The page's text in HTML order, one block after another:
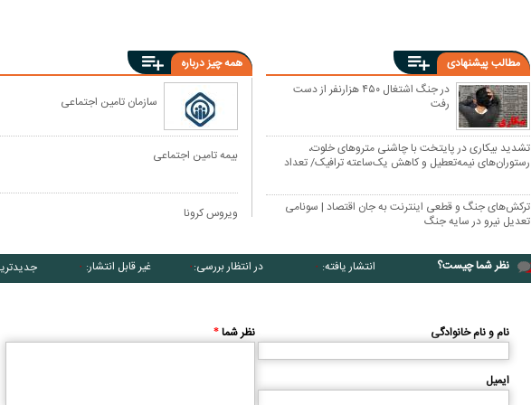
مطالب پیشنهادی
در جنگ اشتغال ۴۵۰ هزارنفر از دست
رفت
تشدید بیکاری در پایتخت با چاشنی مترو‌های خلوت،
رستوران‌های نیمه‌تعطیل و کاهش یک‌ساعته ترافیک/ تعداد
ترکش‌های جنگ و قطعی اینترنت به جان اقتصاد | سونامی
تعدیل نیرو در سایه جنگ
همه چیز درباره
سازمان تامین اجتماعی
بیمه تامین اجتماعی
ویروس کرونا
نظر شما چیست؟ انتشار یافته: ۰ در انتظار بررسی: ۰ غیر قابل انتشار: ۰
نام و نام خانوادگی
ایمیل
نظر شما*